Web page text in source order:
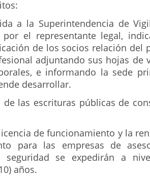
a la Superintendencia de
por el representante legal,
de los socios relación del
adjuntando sus hojas de
e informando la sede
desarrollar.
de las escrituras públicas de
de funcionamiento y la
para las empresas de
seguridad se expedirán a
años.